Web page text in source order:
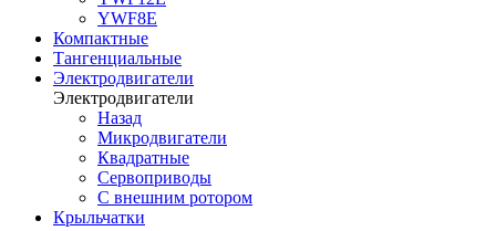
YWF8E
Компактные
Тангенциальные
Электродвигатели
Электродвигатели
Назад
Микродвигатели
Квадратные
Сервоприводы
С внешним ротором
Крыльчатки